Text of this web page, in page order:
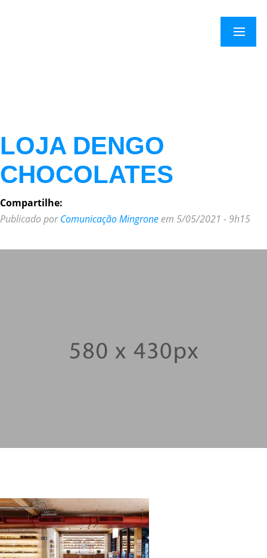
×
Menu
LOJA DENGO
CHOCOLATES
Compartilhe:
Publicado porComunicação Mingrone em 5/05/2021 - 9h15